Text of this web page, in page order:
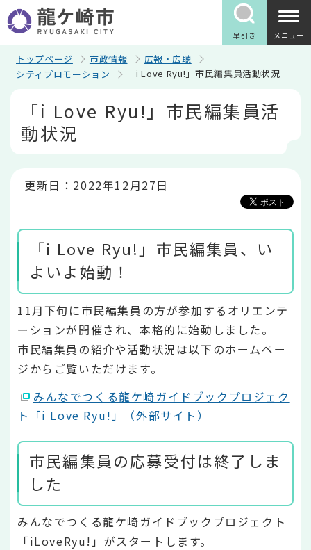
の
ペ
早引き メニュー
トップページ 市政情報
広報・広聴
シティプロモーション
「i Love Ryu!」市民編集員活動状況
「i Love Ryu!」市民編集員活
動状況
更新日：2022年12月27日
「i Love Ryu!」市民編集員、い
よいよ始動！
11月下旬に市民編集員の方が参加するオリエンテ
ーションが開催され、本格的に始動しました。
市民編集員の紹介や活動状況は以下のホームペー
ジからご覧いただけます。
みんなでつくる龍ケ崎ガイドブックプロジェク
ト「i Love Ryu!」（外部サイト）
市民編集員の応募受付は終了しま
した
みんなでつくる龍ケ崎ガイドブックプロジェクト
「iLoveRyu!」がスタートします。